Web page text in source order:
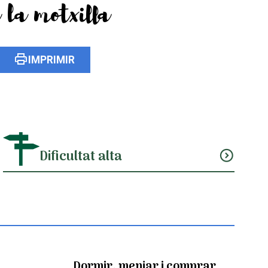
la motxilla
printIMPRIMIR
Dificultat alta expand_circle_down